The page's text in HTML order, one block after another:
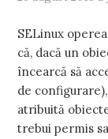
SELinux
că, dacă un
încearcă să
de
atribuită
trebui permis